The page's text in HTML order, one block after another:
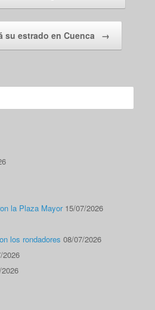
su estrado en Cuenca →
la Plaza Mayor 15/07/2026
los rondadores 08/07/2026
2026